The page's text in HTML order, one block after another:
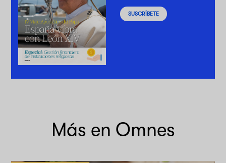
SUSCRÍBETE
Más en Omnes